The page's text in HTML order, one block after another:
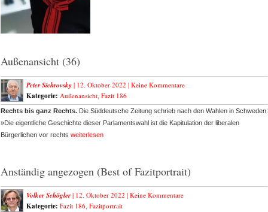
Außenansicht (36)
Peter Sichrovsky | 12. Oktober 2022 | Keine Kommentare
Kategorie: Außenansicht, Fazit 186
Rechts bis ganz Rechts. Die Süddeutsche Zeitung schrieb nach den Wahlen in Schweden:
»Die eigentliche Geschichte dieser Parlamentswahl ist die Kapitulation der liberalen
Bürgerlichen vor rechts weiterlesen
Anständig angezogen (Best of Fazitportrait)
Volker Schögler| 12. Oktober 2022 | Keine Kommentare
Kategorie: Fazit 186, Fazitportrait